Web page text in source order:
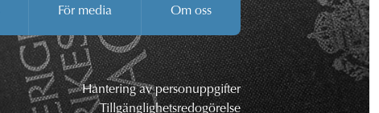
För media Om oss
Hantering av personuppgifter
Tillgänglighetsredogörelse